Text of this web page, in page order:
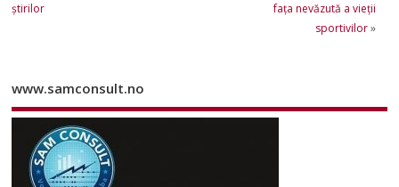
ştirilor
faţa nevăzută a vieţii
sportivilor»
www.samconsult.no